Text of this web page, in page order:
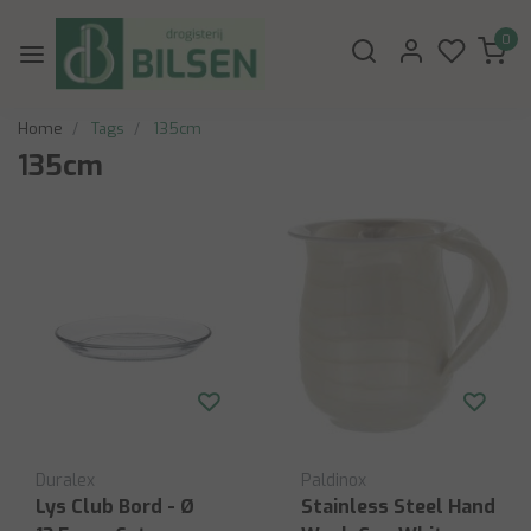
0
Home Tags 135cm
135cm
Duralex
Lys Club Bord - Ø
Paldinox
Stainless Steel Hand